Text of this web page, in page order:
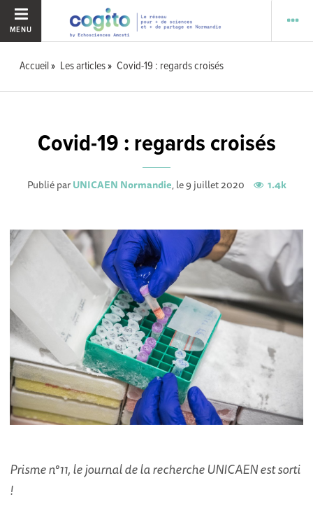
MENU
Accueil Les articles Covid-19 : regards croisés
Covid-19 : regards croisés
Publié parUNICAEN Normandie, le 9 juillet 2020 1.4k
Prisme n°11, le journal de la recherche UNICAEN est sorti
!